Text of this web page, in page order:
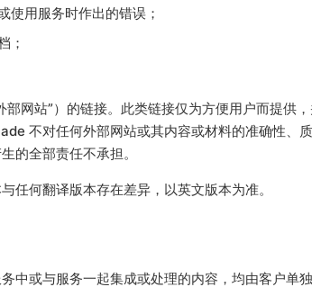
使用服务时作出的错误；
；
网站”）的链接。此类链接仅为方便用户而提供
不对任何外部网站或其内容或材料的准确性、
的全部责任不承担。
任何翻译版本存在差异，以英文版本为准。
中或与服务一起集成或处理的内容，均由客户单独